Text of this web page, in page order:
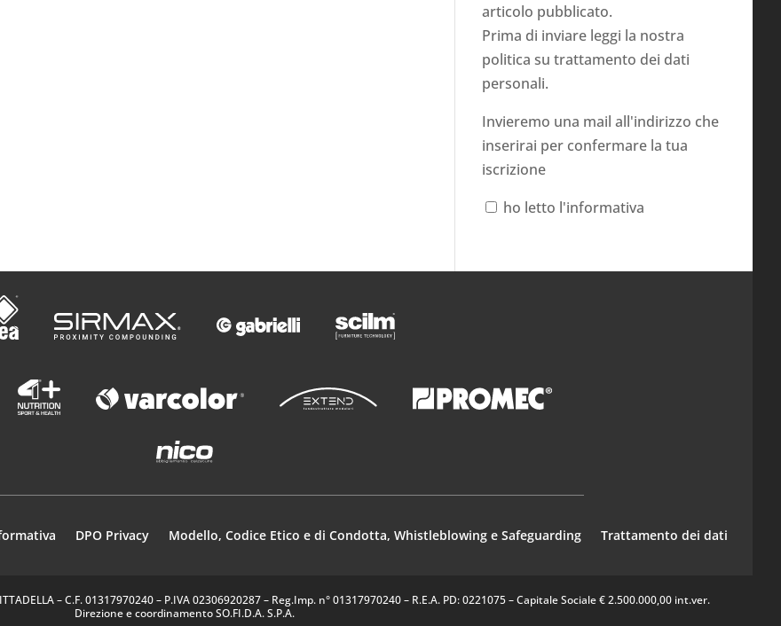
articolo pubblicato.
Prima di inviare leggi la nostra
politica su trattamento dei dati
personali.
Invieremo una mail all'indirizzo che
inserirai per confermare la tua
iscrizione
ho letto l'informativa
DPO Privacy Modello, Codice Etico e di Condotta, Whistleblowing e Safeguarding Trattamento dei dati
– C.F. 01317970240 – P.IVA 02306920287 – Reg.Imp. n° 01317970240 – R.E.A. PD: 0221075 – Capitale Sociale € 2.500.000,00 int.ver.
Direzione e coordinamento SO.FI.D.A. S.P.A.